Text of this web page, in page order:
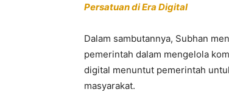
Persatuan di Era Digital
Dalam sambutannya, Subhan
pemerintah dalam mengelola
digital menuntut pemerintah
masyarakat.